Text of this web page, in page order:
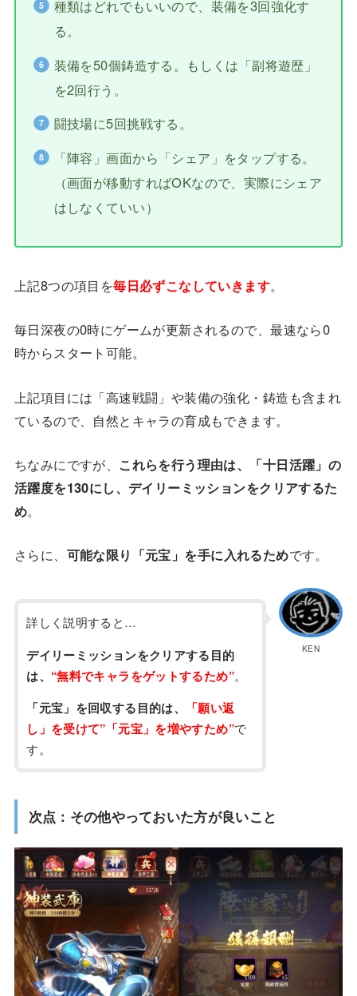
種類はどれでもいいので、装備を3回強化す
る。
装備を50個鋳造する。もしくは「副将遊歴」
を2回行う。
闘技場に5回挑戦する。
「陣容」画面から「シェア」をタップする。
（画面が移動すればOKなので、実際にシェア
はしなくていい）
上記8つの項目を毎日必ずこなしていきます。
毎日深夜の0時にゲームが更新されるので、最速なら0
時からスタート可能。
上記項目には「高速戦闘」や装備の強化・鋳造も含まれ
ているので、自然とキャラの育成もできます。
ちなみにですが、 これらを行う理由は、「十日活躍」の
活躍度を130にし、デイリーミッションをクリアするた
め。
さらに、 可能な限り「元宝」を手に入れるためです。
KEN
詳しく説明すると…
デイリーミッションをクリアする目的
は、 “無料でキャラをゲットするため”。
「元宝」を回収する目的は、
「願い返
し」を受けて”「元宝」を増やすため”で
す。
次点：その他やっておいた方が良いこと